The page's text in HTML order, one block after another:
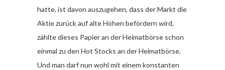
hatte, ist davon auszugehen, dass der Markt die
Aktie zurück auf alte Höhen befördern wird,
zählte dieses Papier an der Heimatbörse schon
einmal zu den Hot Stocks an der Heimatbörse.
Und man darf nun wohl mit einem konstanten